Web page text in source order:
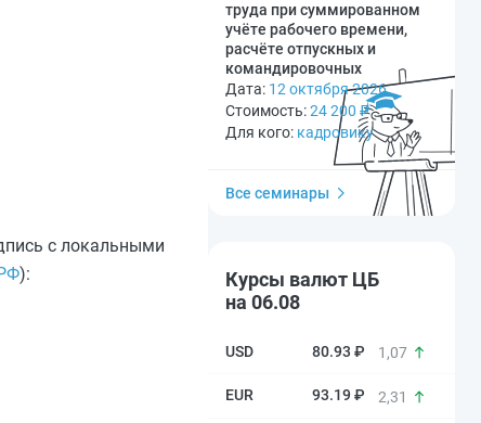
с локальными
):
труда при суммированном
учёте рабочего времени,
расчёте отпускных и
командировочных
Дата: 12 октября 2026
Стоимость:24 200 ₽
Для кого: кадровику
Все семинары
Курсы валют ЦБ
на 06.08
80.93 ₽ 1,07
93.19 ₽ 2,31